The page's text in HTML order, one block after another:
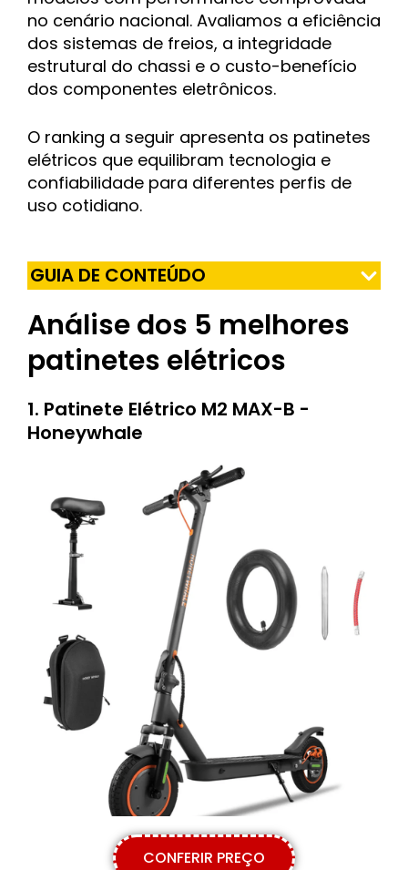
no cenário nacional. Avaliamos a eficiência
dos sistemas de freios, a integridade
estrutural do chassi e o custo-benefício
dos componentes eletrônicos.
O ranking a seguir apresenta os patinetes
elétricos que equilibram tecnologia e
confiabilidade para diferentes perfis de
uso cotidiano.
GUIA DE CONTEÚDO
Análise dos 5 melhores
patinetes elétricos
1. Patinete Elétrico M2 MAX-B -
Honeywhale
CONFERIR PREÇO